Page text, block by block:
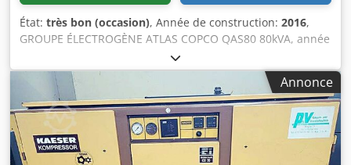
État: très bon (occasion), Année de construction: 2016,
GROUPE ÉLECTROGÈNE ATLAS COPCO QAS80 80kVA, année
2016 Caractéristiques techniques : Cjdpfx Aszcn Dzjgueha
Puissance : 80 kVA (64 kW) Année de fabrication : 2016
Moteur : PERKINS Nombre d’heures : 2950 heures Groupe
électrogène en parfait état de fonctionnement Prix net : 59
500 zł Prix brut : 73 185 zł
Annonce